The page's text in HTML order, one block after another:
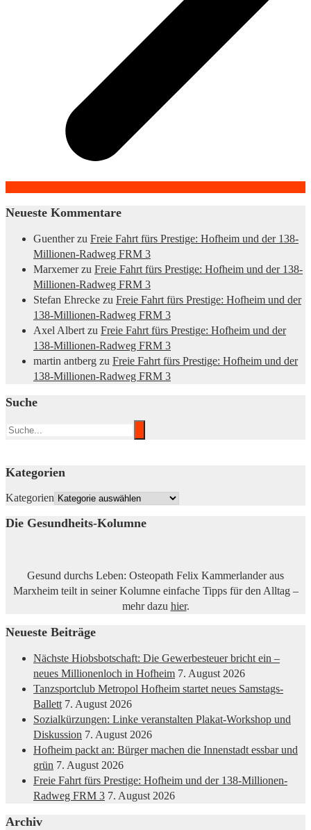
Neueste Kommentare
Guentherzu Freie Fahrt fürs Prestige: Hofheim und der 138-
Millionen-Radweg FRM 3
Marxemerzu Freie Fahrt fürs Prestige: Hofheim und der 138-
Millionen-Radweg FRM 3
Stefan Ehrecke zu Freie Fahrt fürs Prestige: Hofheim und der
138-Millionen-Radweg FRM 3
Axel Albert zu Freie Fahrt fürs Prestige: Hofheim und der
138-Millionen-Radweg FRM 3
martin antberg zu Freie Fahrt fürs Prestige: Hofheim und der
138-Millionen-Radweg FRM 3
Suche
Kategorien
Kategorien
Die Gesundheits-Kolumne
Gesund durchs Leben: Osteopath Felix Kammerlander aus
Marxheim teilt in seiner Kolumne einfache Tipps für den Alltag –
mehr dazu hier.
Neueste Beiträge
Nächste Hiobsbotschaft: Die Gewerbesteuer bricht ein –
neues Millionenloch in Hofheim 7. August 2026
Tanzsportclub Metropol Hofheim startet neues Samstags-
Ballett 7. August 2026
Sozialkürzungen: Linke veranstalten Plakat-Workshop und
Diskussion 7. August 2026
Hofheim packt an: Bürger machen die Innenstadt essbar und
grün 7. August 2026
Freie Fahrt fürs Prestige: Hofheim und der 138-Millionen-
Radweg FRM 3 7. August 2026
Archiv